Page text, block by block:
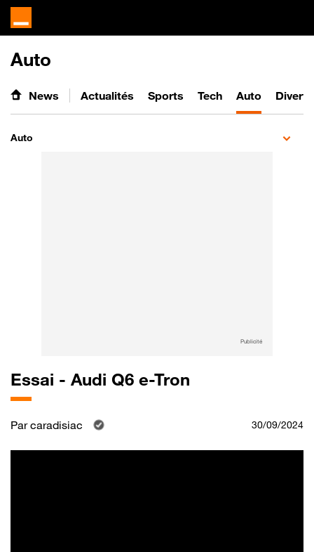
Auto
News Actualités Sports Tech Auto
Auto
Publicité
Essai - Audi Q6 e-Tron
Parcaradisiac 30/09/2024